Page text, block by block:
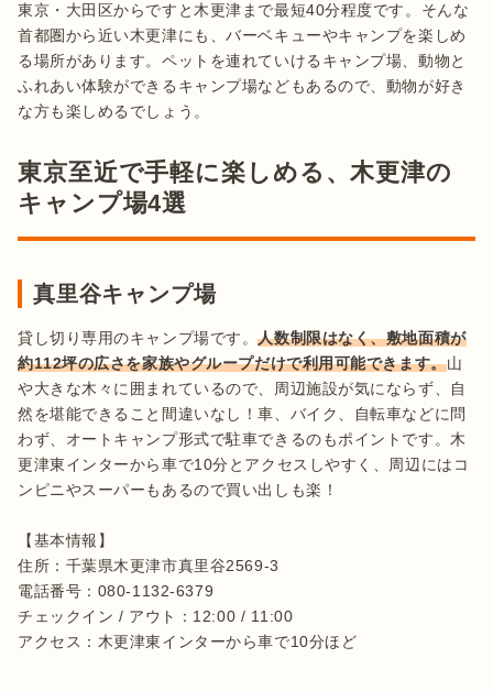
東京・大田区からですと木更津まで最短40分程度です。そんな
首都圏から近い木更津にも、バーベキューやキャンプを楽しめ
る場所があります。ペットを連れていけるキャンプ場、動物と
ふれあい体験ができるキャンプ場などもあるので、動物が好き
東京至近で手軽に楽しめる、木更津の
キャンプ場4選
真里谷キャンプ場
貸し切り専用のキャンプ場です。人数制限はなく、敷地面積が
約112坪の広さを家族やグループだけで利用可能できます。山
や大きな木々に囲まれているので、周辺施設が気にならず、自
然を堪能できること間違いなし！車、バイク、自転車などに問
わず、オートキャンプ形式で駐車できるのもポイントです。木
更津東インターから車で10分とアクセスしやすく、周辺にはコ
ンピニやスーパーもあるので買い出しも楽！
【基本情報】
住所：千葉県木更津市真里谷2569-3
電話番号：080-1132-6379
チェックイン / アウト：12:00 / 11:00